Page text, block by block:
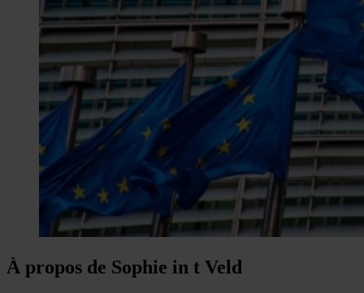
À propos de Sophie in t Veld